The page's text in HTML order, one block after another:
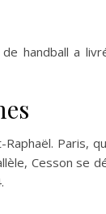
handball a
Paris,
Cesson se